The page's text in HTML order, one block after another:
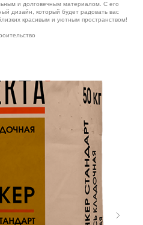
и долговечным материалом. С его
дизайн, который будет радовать вас
красивым и уютным пространством!